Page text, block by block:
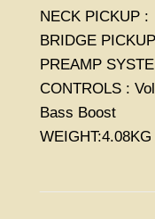
NECK PICKUP
BRIDGE
PREAMP
CONTROLS :
Bass Boost
WEIGHT:4.08KG